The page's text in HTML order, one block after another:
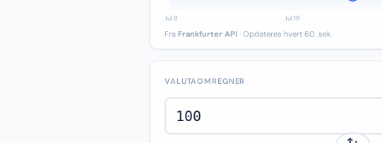
Fra Frankfurter API · Opdateres hvert 60. sek.
VALUTAOMREGNER